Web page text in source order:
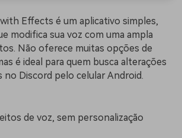
Effects é um aplicativo simples,
modifica sua voz com uma ampla
Não oferece muitas opções de
é ideal para quem busca alterações
no Discord pelo celular Android.
de voz, sem personalização